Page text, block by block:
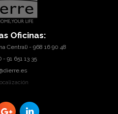
Oficinas:
Central) - 968 16 90 48
- 91 651 13 35